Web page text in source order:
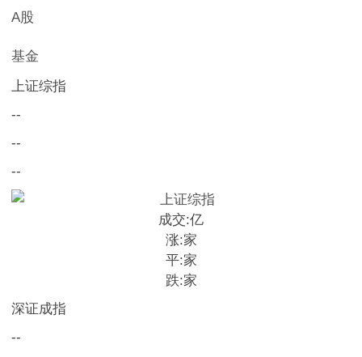
A股
基金
上证综指
--
--
--
成交:亿
涨:家
平:家
跌:家
深证成指
--